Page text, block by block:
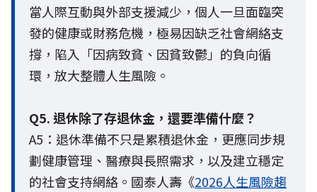
當人際互動與外部支援減少，個人一旦面臨突
發的健康或財務危機，極易因缺乏社會網絡支
撐，陷入「因病致貧、因貧致鬱」的負向循
環，放大整體人生風險。
Q5. 退休除了存退休金，還要準備什麼？
A5：退休準備不只是累積退休金，更應同步規
劃健康管理、醫療與長照需求，以及建立穩定
的社會支持網絡。國泰人壽《2026人生風險趨